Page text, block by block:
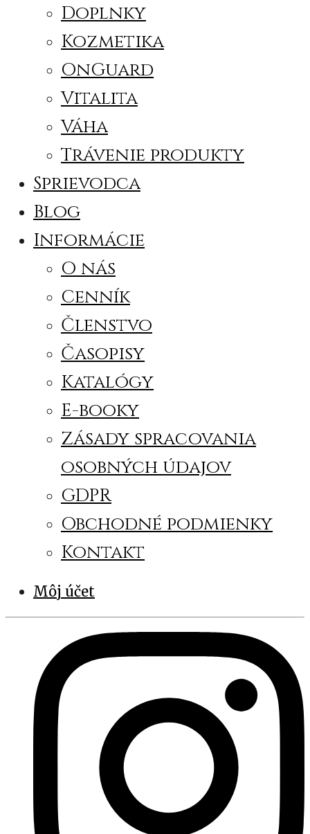
Doplnky
Kozmetika
OnGuard
Vitalita
Váha
Trávenie produkty
Sprievodca
Blog
Informácie
O nás
Cenník
Členstvo
Časopisy
Katalógy
E-booky
Zásady spracovania
osobných údajov
GDPR
Obchodné podmienky
Kontakt
Môj účet